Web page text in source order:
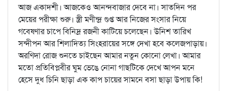
আজ একাদশী। আজকেও আনন্দবাজার দেবে না। সাতদিন পর
মেয়ের পরীক্ষা শুরু। স্ত্রী মণীন্দ্র গুপ্ত আর নিজের সংসার নিয়ে
গবেষণার চাপে বিনিদ্র রজনী কাটিয়ে চলেছেন। উনিশ তারিখ
সন্দীপন আর শিলাদিত্য সিংহরায়ের সঙ্গে দেখা হবে কলেজপাড়ায়।
অরণিদা রোজ শুনতে চাইছেন আমার নতুন কোনো লেখা। আমার
মতো প্রতিবিপ্লবীর ঘুম ভেঙে নোনা গাছটিকে দেখে আপন মনে
হেসে দুধ চিনি ছাড়া এক কাপ চায়ের সামনে বসা ছাড়া উপায় কি!